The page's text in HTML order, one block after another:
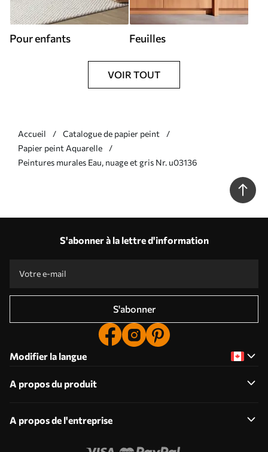
Pour enfants Feuilles
VOIR TOUT
Accueil
Catalogue de papier peint
Papier peint Aquarelle
Peintures murales Eau, nuage et gris Nr. u03136
S'abonner à la lettre d'information
S'abonner
Modifier la langue
A propos du produit
A propos de l'entreprise